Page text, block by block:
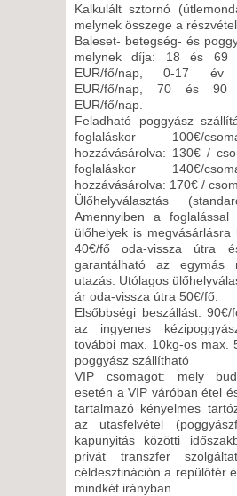
2026. NOVEMBER 16.,
11 NAP / 10 ÉJSZAKA
2026. NOVEMBER 19.,
CSÜTÖRTÖK -
5 NAP / 4 ÉJSZAKA
2026. NOVEMBER 19.,
CSÜTÖRTÖK -
8 NAP / 7 ÉJSZAKA
2026. NOVEMBER 23.,
8 NAP / 7 ÉJSZAKA
2026. NOVEMBER 23.,
11 NAP / 10 ÉJSZAKA
2026. NOVEMBER 26.,
CSÜTÖRTÖK -
5 NAP / 4 ÉJSZAKA
2026. NOVEMBER 26.,
CSÜTÖRTÖK -
8 NAP / 7 ÉJSZAKA
Kalkulált sztornó
melynek összege a
Baleset- betegség- és
melynek díja: 18 és 69
EUR/fő/nap, 0-17
EUR/fő/nap, 70 és
EUR/fő/nap.
Feladható poggyász
foglaláskor 100€/
hozzávásárolva: 130€ /
foglaláskor 140€/
hozzávásárolva: 170€ /
Ülőhelyválasztás
Amennyiben a foglalással
ülőhelyek is
40€/fő oda-vissza útra
garantálható az egymás
utazás. Utólagos
ár oda-vissza útra 50€/fő.
Elsőbbségi beszállást:
az ingyenes
további max. 10kg-os max.
poggyász szállítható
VIP csomagot: mely
esetén a VIP váróban étel
tartalmazó kényelmes
az utasfelvétel
kapunyitás közötti
privát transzfer
céldesztináción a repülőtér
mindkét irányban